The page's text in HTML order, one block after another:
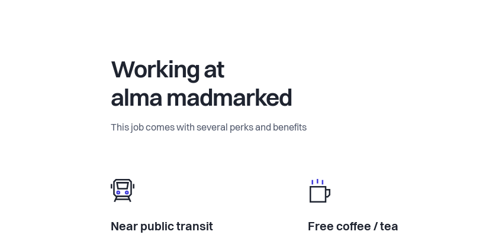
Working at
alma madmarked
This job comes with several perks and benefits
Near public transit Free coffee / tea